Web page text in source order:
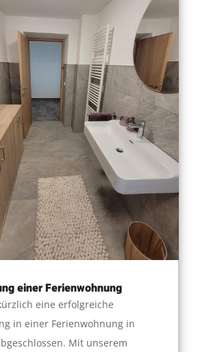
einer Ferienwohnung
eine erfolgreiche
in einer Ferienwohnung in
Mit unserem